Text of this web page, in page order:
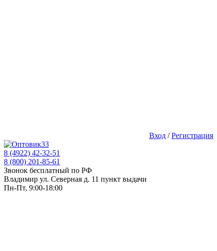
Вход /Регистрация
8 (4922) 42-32-51
8 (800) 201-85-61
Звонок бесплатный по РФ
Владимир ул. Северная д. 11 пункт выдачи
Пн-Пт, 9:00-18:00